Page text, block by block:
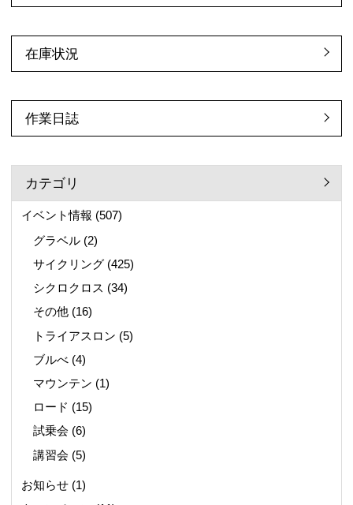
在庫状況
作業日誌
カテゴリ
イベント情報 (507)
グラベル (2)
サイクリング (425)
シクロクロス (34)
その他 (16)
トライアスロン (5)
ブルべ (4)
マウンテン (1)
ロード (15)
試乗会 (6)
講習会 (5)
お知らせ(1)